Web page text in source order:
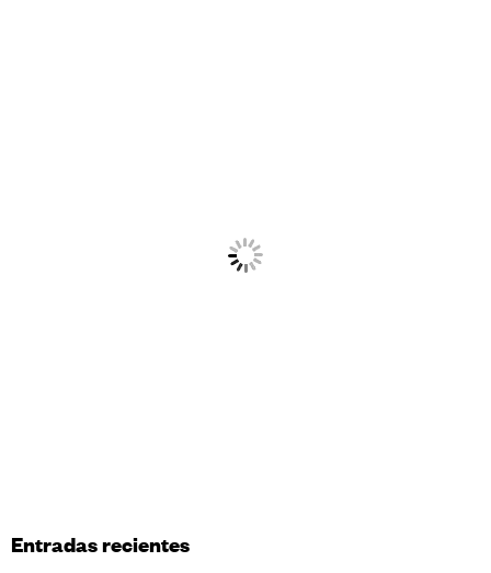
Entradas recientes